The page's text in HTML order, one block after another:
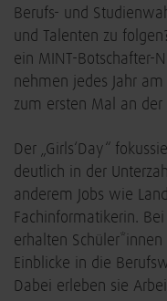
Berufs- und
und Talenten zu
ein MINT-Botschafter-
nehmen jedes Jahr am
zum ersten Mal an der
Der „Girls‘Day“
deutlich in der
anderem Jobs wie
Fachinformatikerin.
erhalten
Einblicke in die
Dabei erleben sie